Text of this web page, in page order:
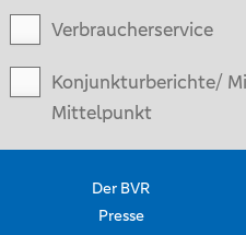
Verbraucherservice
Konjunkturberichte/
Mittelpunkt
Der BVR
Presse